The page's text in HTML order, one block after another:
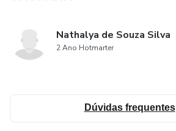
Nathalya de Souza Silva
2 Ano Hotmarter
Dúvidas frequentes